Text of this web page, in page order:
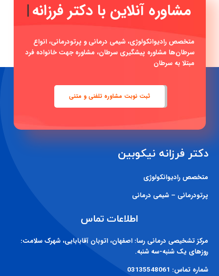
مشاوره آنلاین با دکتر فر|
متخصص رادیوانکولوژی، شیمی درمانی و پرتودرمانی، انواع
سرطان‌ها مشاوره پیشگیری سرطان، مشاوره جهت خانواده فرد
مبتلا به سرطان
ثبت نوبت مشاوره تلفنی و متنی
دکتر فرزانه نیکوبین
متخصص رادیوانکولوژی
پرتودرمانی – شیمی درمانی
اطلاعات تماس
مرکز تشخیصی درمانی رسا: اصفهان، اتوبان آقابابایی، شهرک سلامت:
روزهای یک شنبه-سه شنبه.
شماره تماس: 03135548061